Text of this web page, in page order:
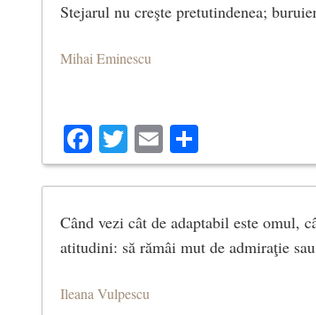
Stejarul nu creşte pretutindenea;
Mihai Eminescu
Facebook
Twitter
Email
Când vezi cât de adaptabil este omul,
atitudini: să rămâi mut de admiraţie
Ileana Vulpescu